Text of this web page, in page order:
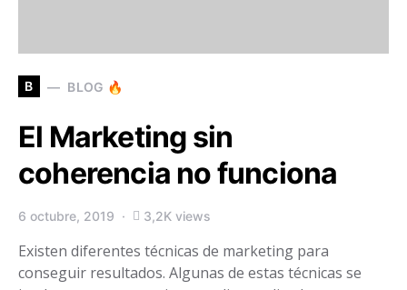
B BLOG 🔥
El Marketing sin
coherencia no funciona
6 octubre, 2019 3,2K views
Existen diferentes técnicas de marketing para
conseguir resultados. Algunas de estas técnicas se